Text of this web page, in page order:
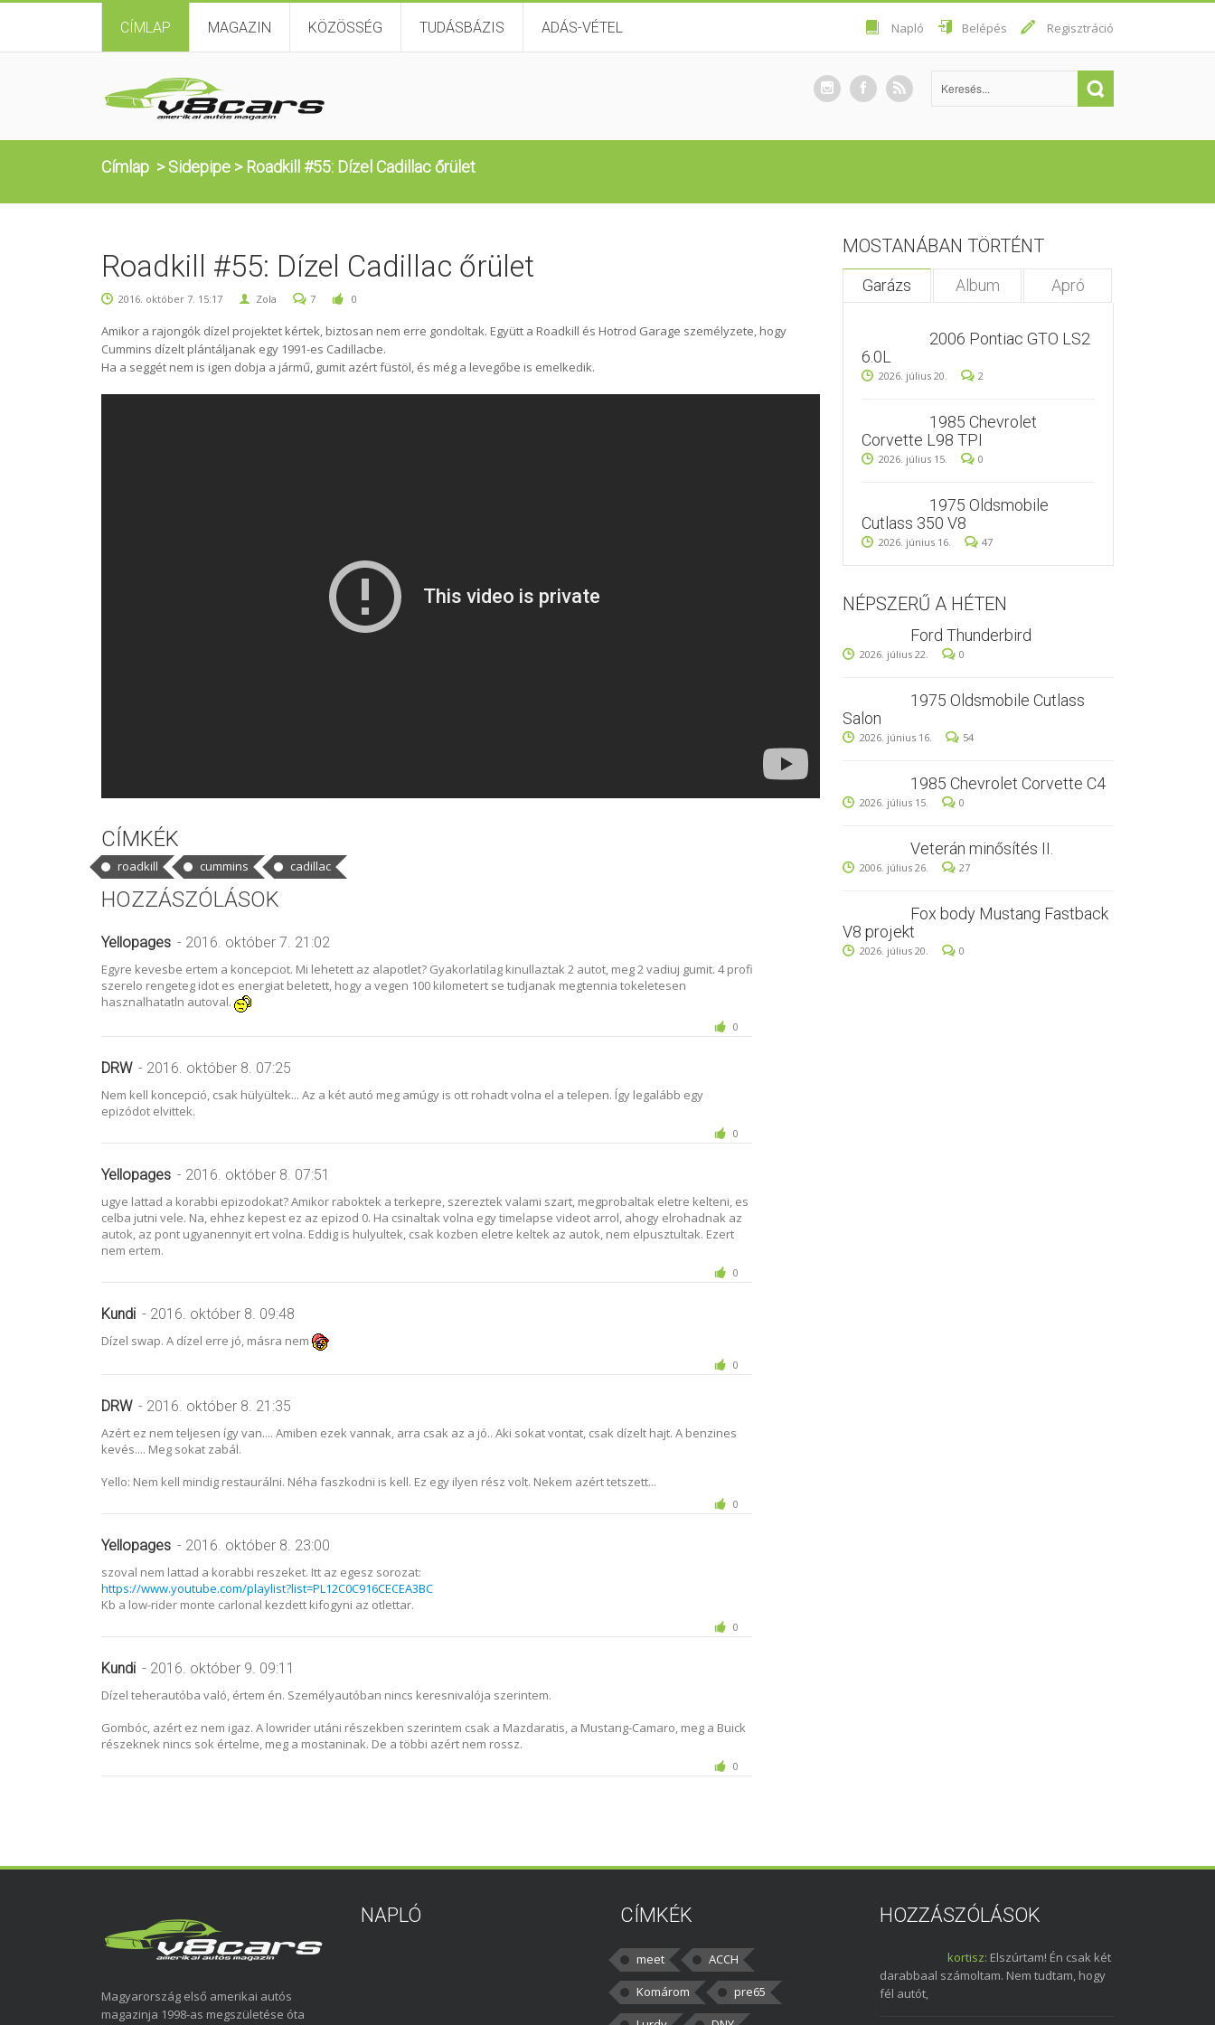
CÍMLAP MAGAZIN KÖZÖSSÉG TUDÁSBÁZIS ADÁS-VÉTEL Napló Belépés Regisztráció
Címlap >Sidepipe > Roadkill #55: Dízel Cadillac őrület
Roadkill #55: Dízel Cadillac őrület
2016. október 7. 15:17 Zola 7 0
Amikor a rajongók dízel projektet kértek, biztosan nem erre gondoltak. Együtt a Roadkill és Hotrod Garage személyzete, hogy
Cummins dízelt plántáljanak egy 1991-es Cadillacbe.
Ha a seggét nem is igen dobja a jármű, gumit azért füstöl, és még a levegőbe is emelkedik.
CÍMKÉK
roadkill cummins cadillac
HOZZÁSZÓLÁSOK
Yellopages - 2016. október 7. 21:02
Egyre kevesbe ertem a koncepciot. Mi lehetett az alapotlet? Gyakorlatilag kinullaztak 2 autot, meg 2 vadiuj gumit. 4 profi
szerelo rengeteg idot es energiat beletett, hogy a vegen 100 kilometert se tudjanak megtennia tokeletesen
hasznalhatatln autoval.
0
DRW - 2016. október 8. 07:25
Nem kell koncepció, csak hülyültek... Az a két autó meg amúgy is ott rohadt volna el a telepen. Így legalább egy
epizódot elvittek.
0
Yellopages - 2016. október 8. 07:51
ugye lattad a korabbi epizodokat? Amikor raboktek a terkepre, szereztek valami szart, megprobaltak eletre kelteni, es
celba jutni vele. Na, ehhez kepest ez az epizod 0. Ha csinaltak volna egy timelapse videot arrol, ahogy elrohadnak az
autok, az pont ugyanennyit ert volna. Eddig is hulyultek, csak kozben eletre keltek az autok, nem elpusztultak. Ezert
nem ertem.
0
Kundi - 2016. október 8. 09:48
Dízel swap. A dízel erre jó, másra nem
0
DRW - 2016. október 8. 21:35
Azért ez nem teljesen így van.... Amiben ezek vannak, arra csak az a jó.. Aki sokat vontat, csak dízelt hajt. A benzines
kevés.... Meg sokat zabál.
Yello: Nem kell mindig restaurálni. Néha faszkodni is kell. Ez egy ilyen rész volt. Nekem azért tetszett...
0
Yellopages - 2016. október 8. 23:00
szoval nem lattad a korabbi reszeket. Itt az egesz sorozat:
https://www.youtube.com/playlist?list=PL12C0C916CECEA3BC
Kb a low-rider monte carlonal kezdett kifogyni az otlettar.
0
Kundi - 2016. október 9. 09:11
Dízel teherautóba való, értem én. Személyautóban nincs keresnivalója szerintem.
Gombóc, azért ez nem igaz. A lowrider utáni részekben szerintem csak a Mazdaratis, a Mustang-Camaro, meg a Buick
részeknek nincs sok értelme, meg a mostaninak. De a többi azért nem rossz.
0
MOSTANÁBAN TÖRTÉNT
Garázs Album Apró
2006 Pontiac GTO LS2
6.0L
2026. július 20. 2
1985 Chevrolet
Corvette L98 TPI
2026. július 15. 0
1975 Oldsmobile
Cutlass 350 V8
2026. június 16. 47
NÉPSZERŰ A HÉTEN
Ford Thunderbird
2026. július 22. 0
1975 Oldsmobile Cutlass
Salon
2026. június 16. 54
1985 Chevrolet Corvette C4
2026. július 15. 0
Veterán minősítés II.
2006. július 26. 27
Fox body Mustang Fastback
V8 projekt
2026. július 20. 0
Magyarország első amerikai autós
magazinja 1998-as megszületése óta
NAPLÓ CÍMKÉK
meet
ACCH
Komárom
pre65
HOZZÁSZÓLÁSOK
kortisz: Elszúrtam! Én csak két
darabbaal számoltam. Nem tudtam, hogy
fél autót,